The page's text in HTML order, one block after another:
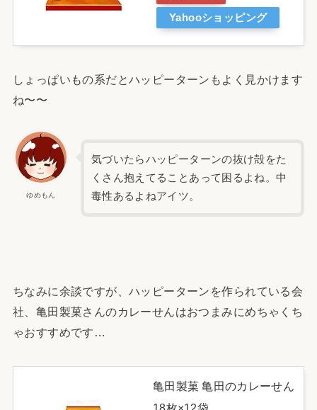
Yahooショッピング
しょっぱいもの系だとハッピーターンもよく見かけます
ね〜〜
ゆめもん
気づいたらハッピーターンの抜け殻をた
くさん抱えてることあって困るよね。中
毒性あるよねアイツ。
ちなみに余談ですが、ハッピーターンを作られている会
社、亀田製菓さんのカレーせんはおつまみにめちゃくち
ゃおすすめです…
亀田製菓 亀田のカレーせん